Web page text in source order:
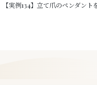
【実例134】立て爪のペンダン